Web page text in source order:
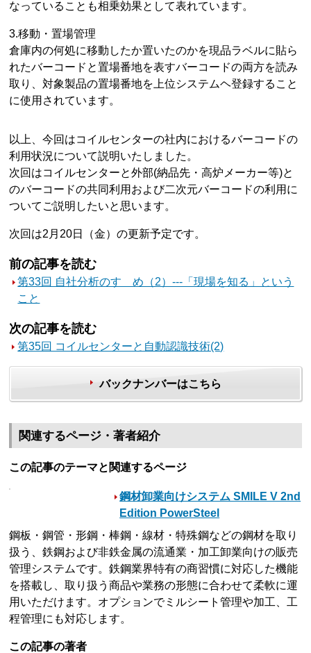
なっていることも相乗効果として表れています。
3.移動・置場管理
倉庫内の何処に移動したか置いたのかを現品ラベルに貼ら
れたバーコードと置場番地を表すバーコードの両方を読み
取り、対象製品の置場番地を上位システムヘ登録すること
に使用されています。
以上、今回はコイルセンターの社内におけるバーコードの
利用状況について説明いたしました。
次回はコイルセンターと外部(納品先・高炉メーカー等)と
のバーコードの共同利用および二次元バーコードの利用に
ついてご説明したいと思います。
次回は2月20日（金）の更新予定です。
前の記事を読む
第33回 自社分析のすゝめ（2）---「現場を知る」という
こと
次の記事を読む
第35回 コイルセンターと自動認識技術(2)
バックナンバーはこちら
関連するページ・著者紹介
この記事のテーマと関連するページ
鋼材卸業向けシステム SMILE V 2nd
Edition PowerSteel
鋼板・鋼管・形鋼・棒鋼・線材・特殊鋼などの鋼材を取り
扱う、鉄鋼および非鉄金属の流通業・加工卸業向けの販売
管理システムです。鉄鋼業界特有の商習慣に対応した機能
を搭載し、取り扱う商品や業務の形態に合わせて柔軟に運
用いただけます。オプションでミルシート管理や加工、工
程管理にも対応します。
この記事の著者